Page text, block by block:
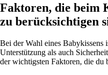
Faktoren, die beim
zu berücksichtigen
Bei der Wahl eines
Unterstützung als auch
der wichtigsten Faktoren, die du